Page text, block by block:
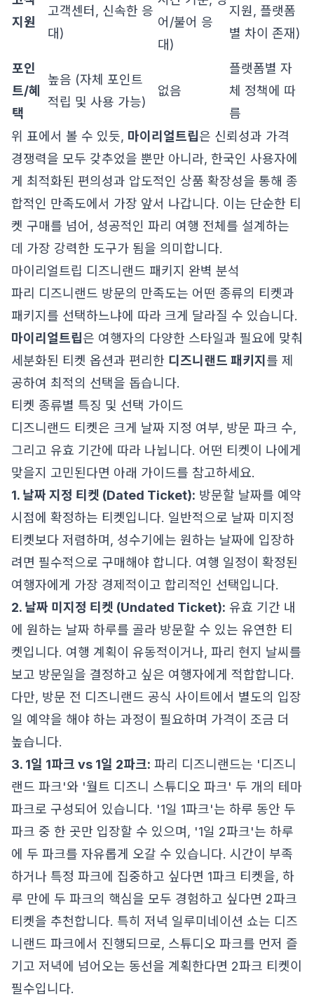
지원
고객센터, 신속한 응
대)
어/불어 응
대)
지원, 플랫폼
별 차이 존재)
포인
트/혜
택
높음 (자체 포인트
적립 및 사용 가능)
없음
플랫폼별 자
체 정책에 따
름
위 표에서 볼 수 있듯, 마이리얼트립은 신뢰성과 가격
경쟁력을 모두 갖추었을 뿐만 아니라, 한국인 사용자에
게 최적화된 편의성과 압도적인 상품 확장성을 통해 종
합적인 만족도에서 가장 앞서 나갑니다. 이는 단순한 티
켓 구매를 넘어, 성공적인 파리 여행 전체를 설계하는
데 가장 강력한 도구가 됨을 의미합니다.
마이리얼트립 디즈니랜드 패키지 완벽 분석
파리 디즈니랜드 방문의 만족도는 어떤 종류의 티켓과
패키지를 선택하느냐에 따라 크게 달라질 수 있습니다.
마이리얼트립은 여행자의 다양한 스타일과 필요에 맞춰
세분화된 티켓 옵션과 편리한 디즈니랜드 패키지 를 제
공하여 최적의 선택을 돕습니다.
티켓 종류별 특징 및 선택 가이드
디즈니랜드 티켓은 크게 날짜 지정 여부, 방문 파크 수,
그리고 유효 기간에 따라 나뉩니다. 어떤 티켓이 나에게
맞을지 고민된다면 아래 가이드를 참고하세요.
1. 날짜 지정 티켓 (Dated Ticket): 방문할 날짜를 예약
시점에 확정하는 티켓입니다. 일반적으로 날짜 미지정
티켓보다 저렴하며, 성수기에는 원하는 날짜에 입장하
려면 필수적으로 구매해야 합니다. 여행 일정이 확정된
여행자에게 가장 경제적이고 합리적인 선택입니다.
2. 날짜 미지정 티켓 (Undated Ticket): 유효 기간 내
에 원하는 날짜 하루를 골라 방문할 수 있는 유연한 티
켓입니다. 여행 계획이 유동적이거나, 파리 현지 날씨를
보고 방문일을 결정하고 싶은 여행자에게 적합합니다.
다만, 방문 전 디즈니랜드 공식 사이트에서 별도의 입장
일 예약을 해야 하는 과정이 필요하며 가격이 조금 더
높습니다.
3. 1일 1파크 vs 1일 2파크: 파리 디즈니랜드는 '디즈니
랜드 파크'와 '월트 디즈니 스튜디오 파크' 두 개의 테마
파크로 구성되어 있습니다. '1일 1파크'는 하루 동안 두
파크 중 한 곳만 입장할 수 있으며, '1일 2파크'는 하루
에 두 파크를 자유롭게 오갈 수 있습니다. 시간이 부족
하거나 특정 파크에 집중하고 싶다면 1파크 티켓을, 하
루 만에 두 파크의 핵심을 모두 경험하고 싶다면 2파크
티켓을 추천합니다. 특히 저녁 일루미네이션 쇼는 디즈
니랜드 파크에서 진행되므로, 스튜디오 파크를 먼저 즐
기고 저녁에 넘어오는 동선을 계획한다면 2파크 티켓이
필수입니다.